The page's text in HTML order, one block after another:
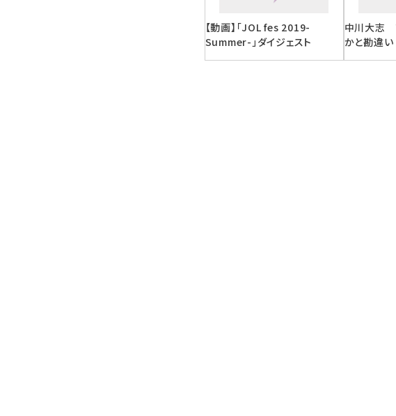
【動画】「JOL fes 2019-
Summer-」ダイジェスト
中川大志
かと勘違い